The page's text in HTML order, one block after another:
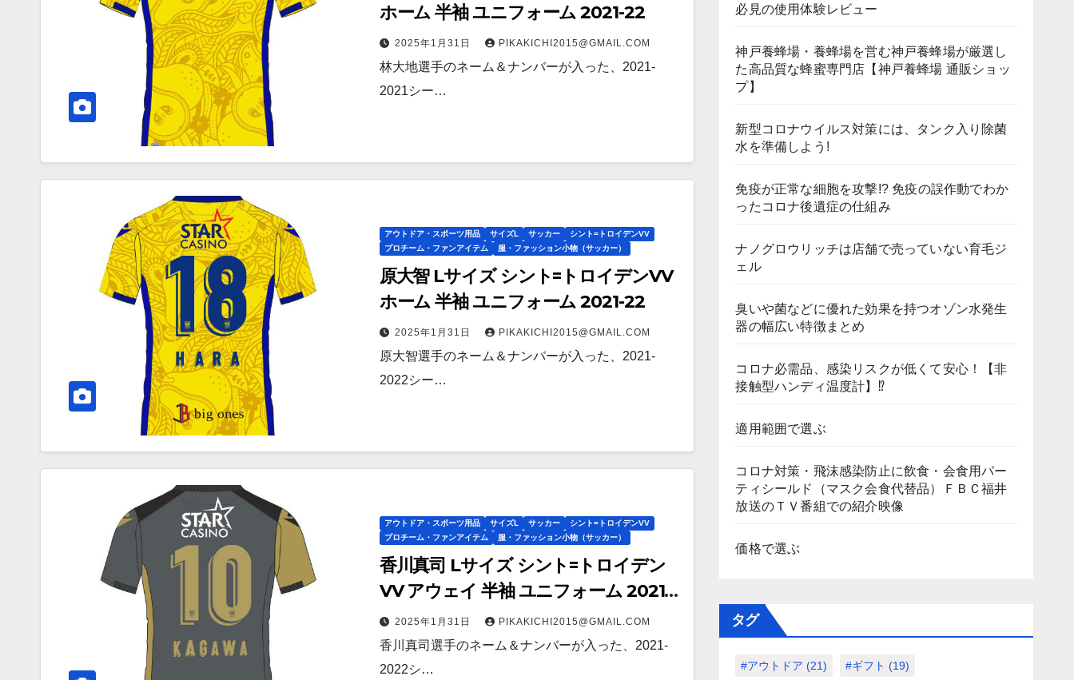
ホーム 半袖 ユニフォーム 2021-22
2025年1月31日 PIKAKICHI2015@GMAIL.COM
林大地選手のネーム＆ナンバーが入った、2021-
2021シー…
アウトドア・スポーツ用品 サイズL サッカー
シント=トロイデンVV
プロチーム・ファンアイテム
服・ファッション小物（サッカー）
原大智 Lサイズ シント=トロイデンVV
ホーム 半袖 ユニフォーム 2021-22
2025年1月31日 PIKAKICHI2015@GMAIL.COM
原大智選手のネーム＆ナンバーが入った、2021-
2022シー…
アウトドア・スポーツ用品 サイズL サッカー
シント=トロイデンVV
プロチーム・ファンアイテム
服・ファッション小物（サッカー）
香川真司 Lサイズ シント=トロイデン
VV アウェイ 半袖 ユニフォーム 2021-
222025年1月31日 PIKAKICHI2015@GMAIL.COM
香川真司選手のネーム＆ナンバーが入った、2021-
2022シ…
必見の使用体験レビュー
神戸養蜂場・養蜂場を営む神戸養蜂場が厳選し
た高品質な蜂蜜専門店【神戸養蜂場 通販ショッ
プ】
新型コロナウイルス対策には、タンク入り除菌
水を準備しよう!
免疫が正常な細胞を攻撃!? 免疫の誤作動でわか
ったコロナ後遺症の仕組み
ナノグロウリッチは店舗で売っていない育毛ジ
ェル
臭いや菌などに優れた効果を持つオゾン水発生
器の幅広い特徴まとめ
コロナ必需品、感染リスクが低くて安心！【非
接触型ハンディ温度計】⁉
適用範囲で選ぶ
コロナ対策・飛沫感染防止に飲食・会食用パー
ティシールド（マスク会食代替品）ＦＢＣ福井
放送のＴＶ番組での紹介映像
価格で選ぶ
タグ
#アウトドア (21) #ギフト (19)